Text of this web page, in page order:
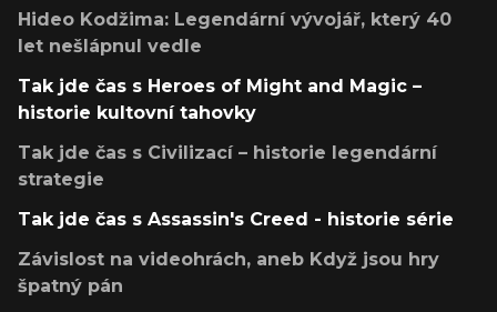
Hideo Kodžima: Legendární vývojář, který 40
let nešlápnul vedle
Tak jde čas s Heroes of Might and Magic –
historie kultovní tahovky
Tak jde čas s Civilizací – historie legendární
strategie
Tak jde čas s Assassin's Creed - historie série
Závislost na videohrách, aneb Když jsou hry
špatný pán